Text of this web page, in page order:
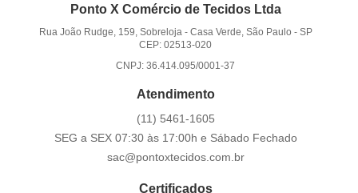
Ponto X Comércio de Tecidos Ltda
Rua João Rudge, 159, Sobreloja- Casa Verde, São Paulo - SP
CEP: 02513-020
CNPJ: 36.414.095/0001-37
Atendimento
(11) 5461-1605
SEG a SEX 07:30 às 17:00h e Sábado Fechado
sac@pontoxtecidos.com.br
Certificados